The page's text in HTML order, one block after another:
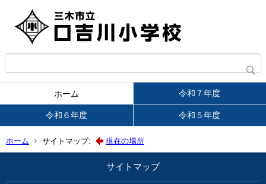
ホーム 令和７年度
令和６年度 令和５年度
ホーム サイトマップ: 現在の場所
サイトマップ